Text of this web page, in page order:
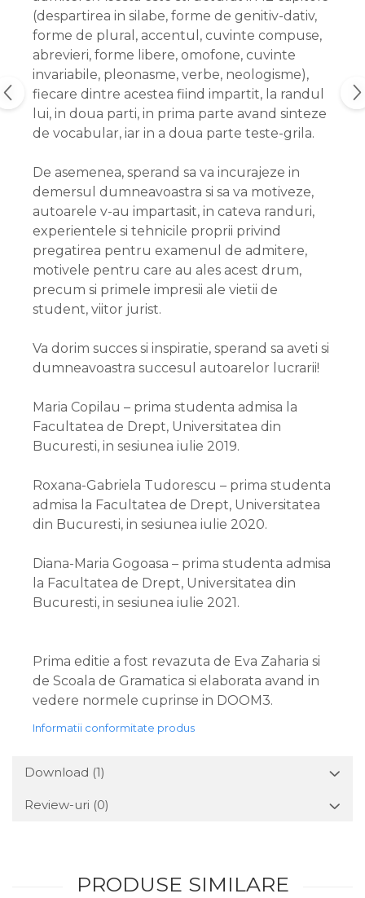
(despartirea in silabe, forme de genitiv-dativ,
forme de plural, accentul, cuvinte compuse,
abrevieri, forme libere, omofone, cuvinte
invariabile, pleonasme, verbe, neologisme),
fiecare dintre acestea fiind impartit, la randul
lui, in doua parti, in prima parte avand sinteze
de vocabular, iar in a doua parte teste-grila.
De asemenea, sperand sa va incurajeze in
demersul dumneavoastra si sa va motiveze,
autoarele v-au impartasit, in cateva randuri,
experientele si tehnicile proprii privind
pregatirea pentru examenul de admitere,
motivele pentru care au ales acest drum,
precum si primele impresii ale vietii de
student, viitor jurist.
Va dorim succes si inspiratie, sperand sa aveti si
dumneavoastra succesul autoarelor lucrarii!
Maria Copilau – prima studenta admisa la
Facultatea de Drept, Universitatea din
Bucuresti, in sesiunea iulie 2019.
Roxana-Gabriela Tudorescu – prima studenta
admisa la Facultatea de Drept, Universitatea
din Bucuresti, in sesiunea iulie 2020.
Diana-Maria Gogoasa – prima studenta admisa
la Facultatea de Drept, Universitatea din
Bucuresti, in sesiunea iulie 2021.
Prima editie a fost revazuta de Eva Zaharia si
de Scoala de Gramatica si elaborata avand in
vedere normele cuprinse in DOOM3.
Informatii conformitate produs
Download (1)
Review-uri (0)
PRODUSE SIMILARE